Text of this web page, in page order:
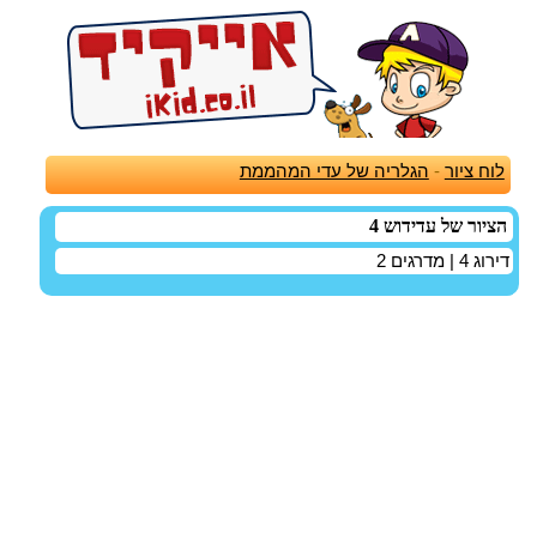
לוח ציור - הגלריה של עדי המהממת
הציור של עדידוש 4
דירוג 4 | מדרגים 2